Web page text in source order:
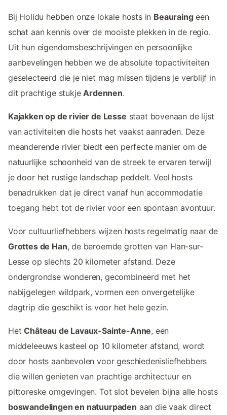
Bij Holidu hebben onze lokale hosts in Beauraingeen
schat aan kennis over de mooiste plekken in de regio.
Uit hun eigendomsbeschrijvingen en persoonlijke
aanbevelingen hebben we de absolute topactiviteiten
geselecteerd die je niet mag missen tijdens je verblijf in
dit prachtige stukjeArdennen.
Kajakken op de rivier de Lesse staat bovenaan de lijst
van activiteiten die hosts het vaakst aanraden. Deze
meanderende rivier biedt een perfecte manier om de
natuurlijke schoonheid van de streek te ervaren terwijl
je door het rustige landschap peddelt. Veel hosts
benadrukken dat je direct vanaf hun accommodatie
toegang hebt tot de rivier voor een spontaan avontuur.
Voor cultuurliefhebbers wijzen hosts regelmatig naar de
Grottes de Han, de beroemde grotten van Han-sur-
Lesse op slechts 20 kilometer afstand. Deze
ondergrondse wonderen, gecombineerd met het
nabijgelegen wildpark, vormen een onvergetelijke
dagtrip die geschikt is voor het hele gezin.
HetChâteau de Lavaux-Sainte-Anne, een
middeleeuws kasteel op 10 kilometer afstand, wordt
door hosts aanbevolen voor geschiedenisliefhebbers
die willen genieten van prachtige architectuur en
pittoreske omgevingen. Tot slot bevelen bijna alle hosts
boswandelingen en natuurpaden aan die vaak direct